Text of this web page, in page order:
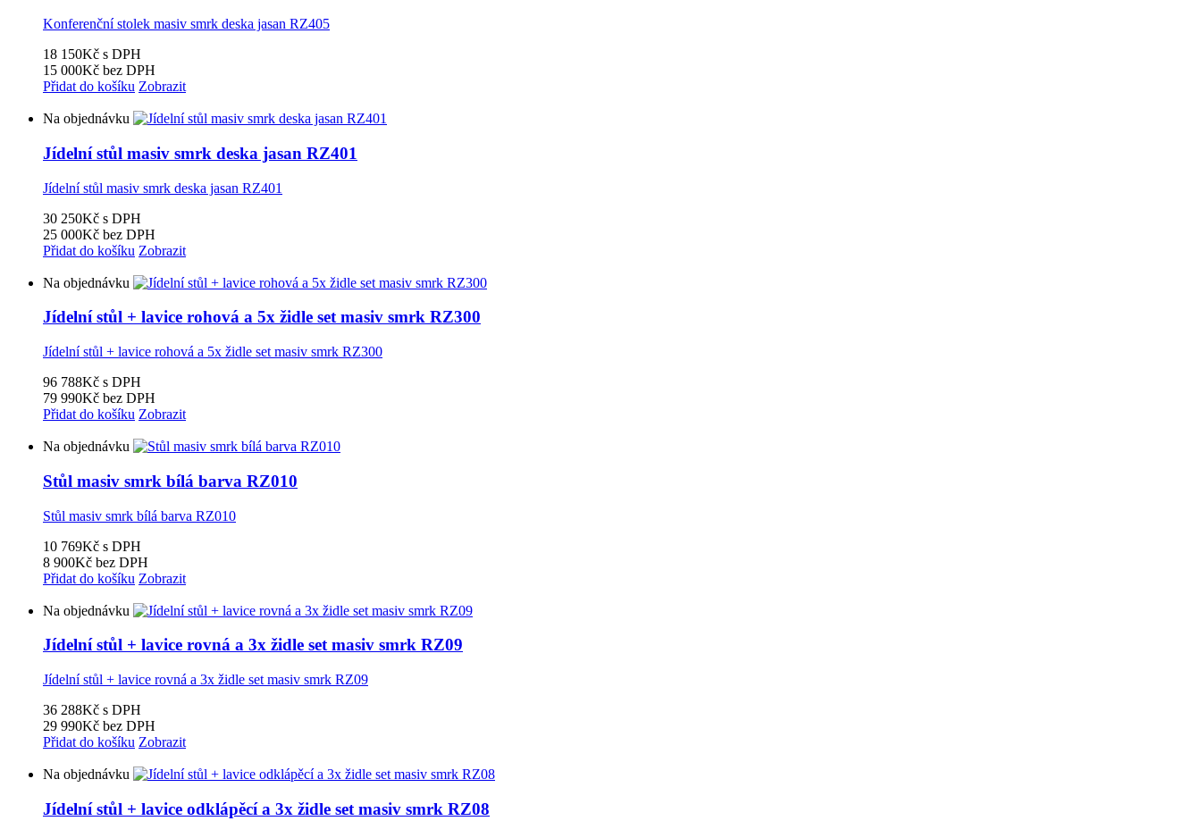
Konferenční stolek masiv smrk deska jasan RZ405
18 150Kč s DPH
15 000Kč bez DPH
Přidat do košíku Zobrazit
Na objednávku
Jídelní stůl masiv smrk deska jasan RZ401
Jídelní stůl masiv smrk deska jasan RZ401
30 250Kč s DPH
25 000Kč bez DPH
Přidat do košíku Zobrazit
Na objednávku
Jídelní stůl + lavice rohová a 5x židle set masiv smrk RZ300
Jídelní stůl + lavice rohová a 5x židle set masiv smrk RZ300
96 788Kč s DPH
79 990Kč bez DPH
Přidat do košíku Zobrazit
Na objednávku
Stůl masiv smrk bílá barva RZ010
Stůl masiv smrk bílá barva RZ010
10 769Kč s DPH
8 900Kč bez DPH
Přidat do košíku Zobrazit
Na objednávku
Jídelní stůl + lavice rovná a 3x židle set masiv smrk RZ09
Jídelní stůl + lavice rovná a 3x židle set masiv smrk RZ09
36 288Kč s DPH
29 990Kč bez DPH
Přidat do košíku Zobrazit
Na objednávku
Jídelní stůl + lavice odklápěcí a 3x židle set masiv smrk RZ08